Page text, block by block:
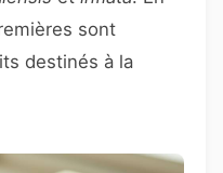
sont
destinés à la